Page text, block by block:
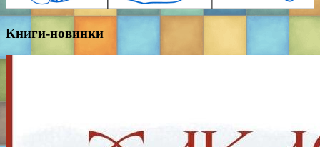
Книги-новинки